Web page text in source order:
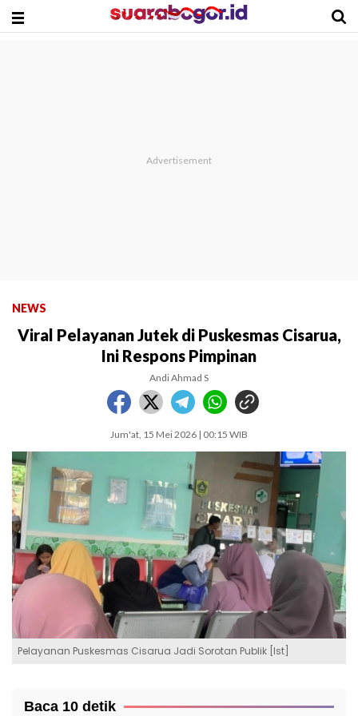
NEWS
Viral Pelayanan Jutek di Puskesmas Cisarua,
Ini Respons Pimpinan
Andi Ahmad S
Jum'at, 15 Mei 2026 | 00:15 WIB
Pelayanan Puskesmas Cisarua Jadi Sorotan Publik [Ist]
Baca 10 detik